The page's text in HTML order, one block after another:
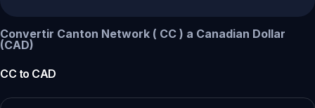
Convertir Canton Network ( CC ) a Canadian Dollar
(CAD)
CC to CAD